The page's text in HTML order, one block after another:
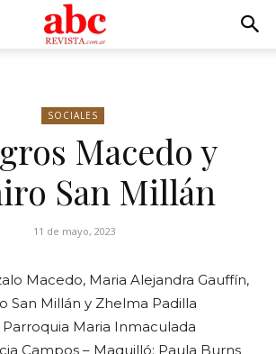
SOCIALES
Macedo y
San Millán
11 de mayo, 2023
Macedo, Maria Alejandra Gauffín,
San Millán y Zhelma Padilla
Parroquia Maria Inmaculada
Campos – Maquilló: Paula Burns